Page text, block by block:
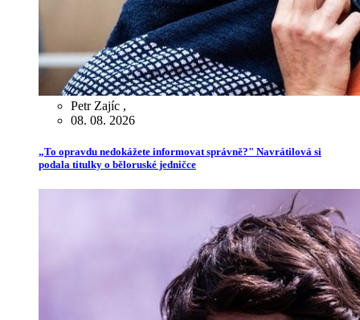
Petr Zajíc ,
08. 08. 2026
„To opravdu nedokážete informovat správně?" Navrátilová si
podala titulky o běloruské jedničce